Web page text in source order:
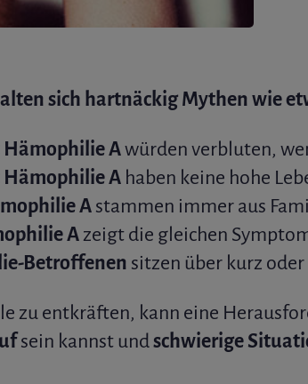
sich hartnäckig Mythen wie
Hämophilie Awürden verbluten,
Hämophilie A haben keine hohe
A stammen immer aus
A zeigt die gleichen
Betroffenen sitzen über kurz
zu entkräften, kann eine
sein kannst undschwierige